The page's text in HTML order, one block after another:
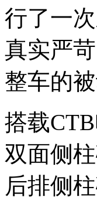
行了一
真实严
整车的
搭载
双面侧
后排侧